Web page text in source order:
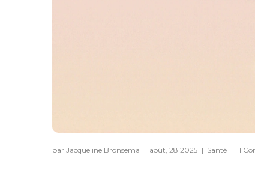
par Jacqueline Bronsema | août, 28 2025 | Santé | 11